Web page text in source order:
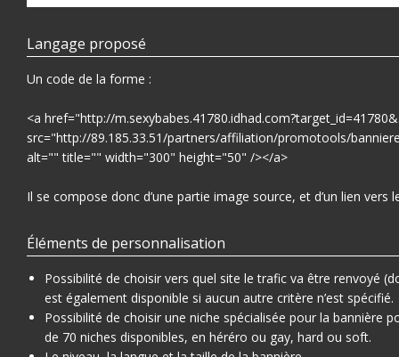
Langage proposé
Un code de la forme :
<a href="http://
src="http://89.185.33.51/partners/affiliation/promotools/
alt="" title="" width="300" height="50" /></a>
Il se compose donc d’une partie image source, et d’un lien
Éléments de personnalisation
Possibilité de choisir vers quel site le trafic va être renvoyé
est également disponible si aucun autre critère n’est spécifié.
Possibilité de choisir une niche spécialisée pour la bannière
de 70 niches disponibles, en héréro ou gay, hard ou soft.